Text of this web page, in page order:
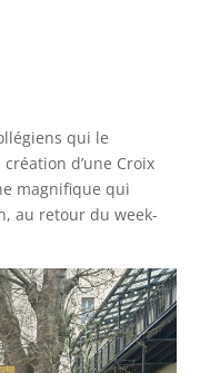
qui le
d’une Croix
magnifique qui
au retour du week-